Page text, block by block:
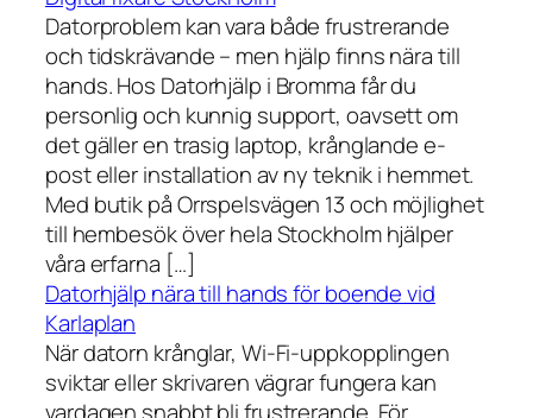
Datorproblem kan vara både frustrerande
och tidskrävande – men hjälp finns nära till
hands. Hos Datorhjälp i Bromma får du
personlig och kunnig support, oavsett om
det gäller en trasig laptop, krånglande e-
post eller installation av ny teknik i hemmet.
Med butik på Orrspelsvägen 13 och möjlighet
till hembesök över hela Stockholm hjälper
våra erfarna […]
Datorhjälp nära till hands för boende vid
Karlaplan
När datorn krånglar, Wi-Fi-uppkopplingen
sviktar eller skrivaren vägrar fungera kan